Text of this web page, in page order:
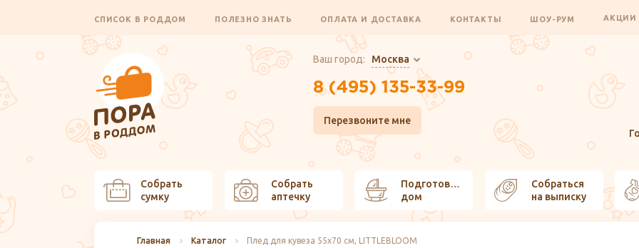
СПИСОК В РОДДОМ ПОЛЕЗНО ЗНАТЬ ОПЛАТА И ДОСТАВКА КОНТАКТЫ ШОУ-РУМ АКЦИИ
Ваш город: Москва
8 (495) 135-33-99
Перезвоните мне
Собрать
сумку
Собрать
аптечку
Подготовить
дом
Собраться
на выписку
Главная Каталог Плед для кувеза 55x70 см, LITTLEBLOOM